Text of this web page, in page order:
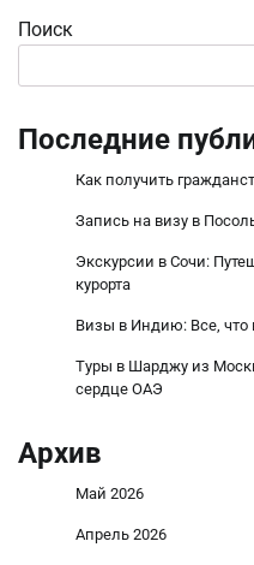
Поиск
Последние
Как получить
Запись на визу в
Экскурсии в Сочи:
курорта
Визы в Индию: Все, что
Туры в Шарджу из
сердце ОАЭ
Архив
Май 2026
Апрель 2026